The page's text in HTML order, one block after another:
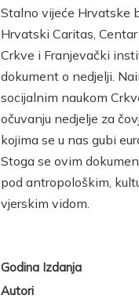
Stalno vijeće Hrvatske
Hrvatski Caritas,
Crkve i Franjevački
dokument o nedjelji.
socijalnim naukom
očuvanju nedjelje za
kojima se u nas gubi
Stoga se ovim
pod antropološkim,
vjerskim vidom.
Godina Izdanja
Autori